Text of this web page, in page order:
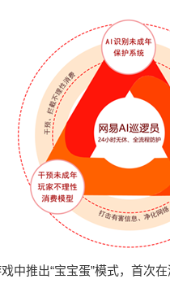
中推出“宝宝蛋”模式，首次